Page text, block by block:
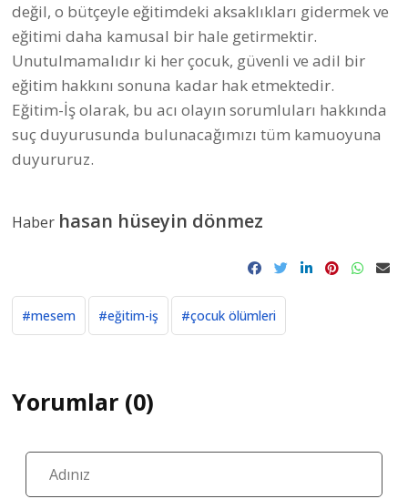
değil, o bütçeyle eğitimdeki aksaklıkları gidermek ve
eğitimi daha kamusal bir hale getirmektir.
Unutulmamalıdır ki her çocuk, güvenli ve adil bir
eğitim hakkını sonuna kadar hak etmektedir.
Eğitim-İş olarak, bu acı olayın sorumluları hakkında
suç duyurusunda bulunacağımızı tüm kamuoyuna
duyururuz.
Haber hasan hüseyin dönmez
#mesem #eğitim-iş #çocuk ölümleri
Yorumlar (0)